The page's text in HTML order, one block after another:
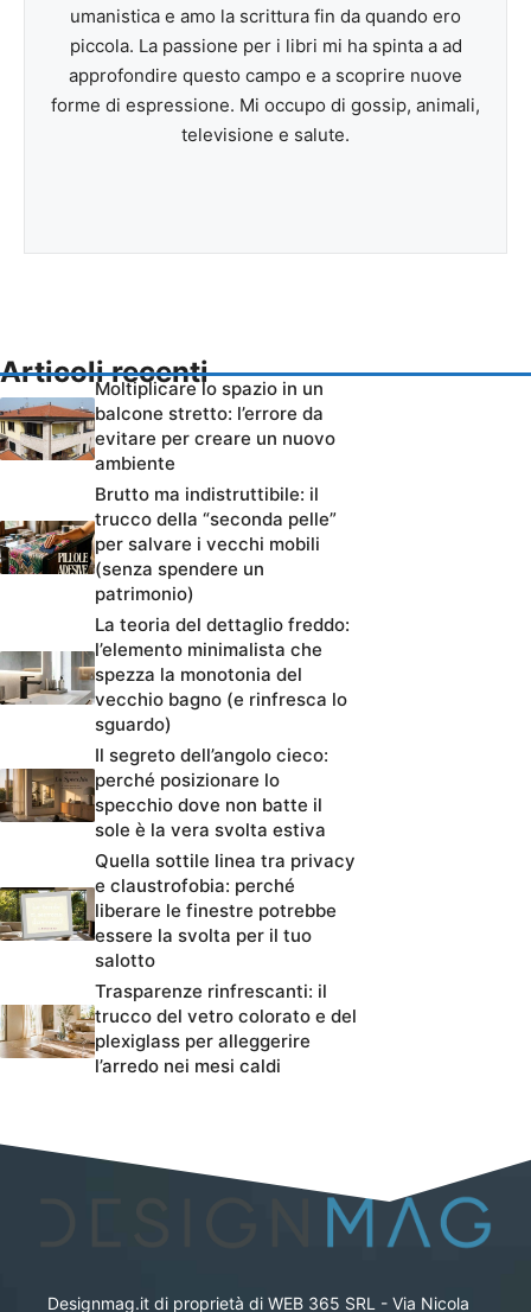
umanistica e amo la scrittura fin da quando ero
piccola. La passione per i libri mi ha spinta a ad
approfondire questo campo e a scoprire nuove
forme di espressione. Mi occupo di gossip, animali,
televisione e salute.
Articoli recenti
Moltiplicare lo spazio in un
balcone stretto: l’errore da
evitare per creare un nuovo
ambiente
Brutto ma indistruttibile: il
trucco della “seconda pelle”
per salvare i vecchi mobili
(senza spendere un
patrimonio)
La teoria del dettaglio freddo:
l’elemento minimalista che
spezza la monotonia del
vecchio bagno (e rinfresca lo
sguardo)
Il segreto dell’angolo cieco:
perché posizionare lo
specchio dove non batte il
sole è la vera svolta estiva
Quella sottile linea tra privacy
e claustrofobia: perché
liberare le finestre potrebbe
essere la svolta per il tuo
salotto
Trasparenze rinfrescanti: il
trucco del vetro colorato e del
plexiglass per alleggerire
l’arredo nei mesi caldi
Designmag.it di proprietà di WEB 365 SRL - Via Nicola